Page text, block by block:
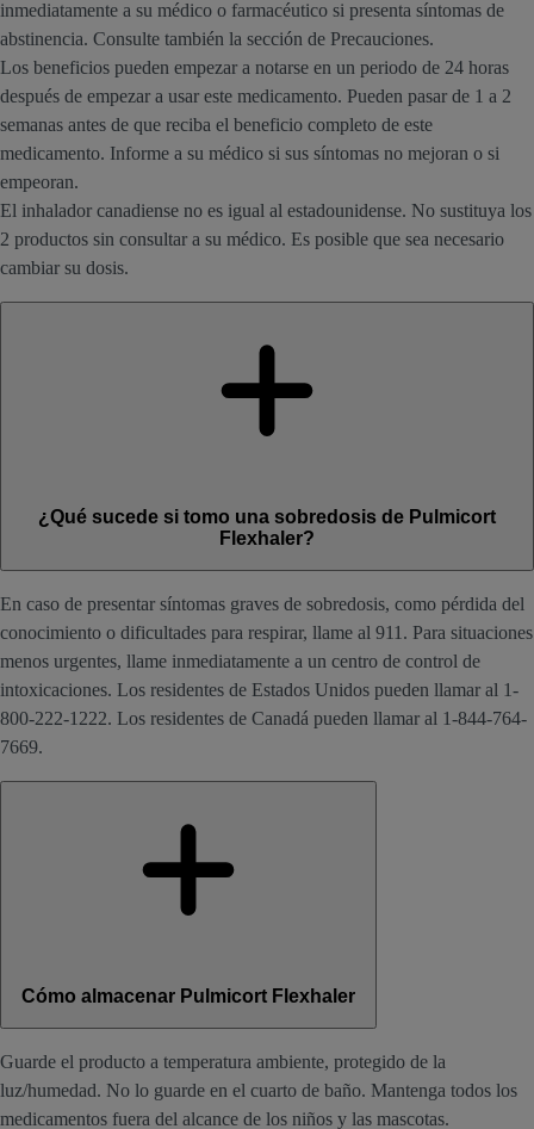
inmediatamente a su médico o farmacéutico si presenta síntomas de
abstinencia. Consulte también la sección de Precauciones.
Los beneficios pueden empezar a notarse en un periodo de 24 horas
después de empezar a usar este medicamento. Pueden pasar de 1 a 2
semanas antes de que reciba el beneficio completo de este
medicamento. Informe a su médico si sus síntomas no mejoran o si
empeoran.
El inhalador canadiense no es igual al estadounidense. No sustituya los
2 productos sin consultar a su médico. Es posible que sea necesario
cambiar su dosis.
¿Qué sucede si tomo una sobredosis de Pulmicort
Flexhaler?
En caso de presentar síntomas graves de sobredosis, como pérdida del
conocimiento o dificultades para respirar, llame al 911. Para situaciones
menos urgentes, llame inmediatamente a un centro de control de
intoxicaciones. Los residentes de Estados Unidos pueden llamar al 1-
800-222-1222. Los residentes de Canadá pueden llamar al 1-844-764-
7669.
Cómo almacenar Pulmicort Flexhaler
Guarde el producto a temperatura ambiente, protegido de la
luz/humedad. No lo guarde en el cuarto de baño. Mantenga todos los
medicamentos fuera del alcance de los niños y las mascotas.